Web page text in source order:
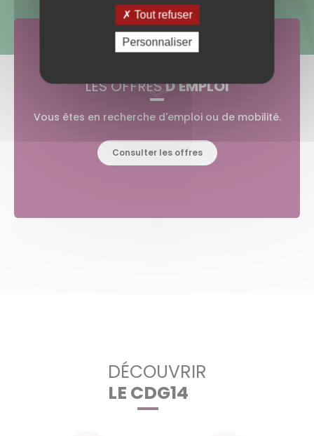
LES OFFRESD'EMPLOI
Vous êtes en recherche d'emploi ou de mobilité.
Consulter les offres
DÉCOUVRIR
LE CDG14
Tout refuser
Personnaliser